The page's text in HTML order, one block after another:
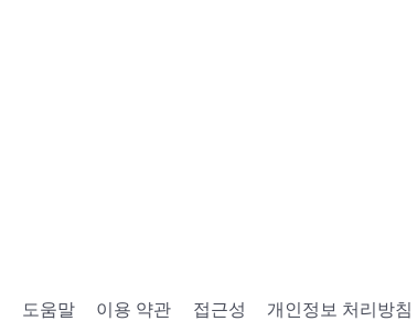
도움말 이용 약관 접근성 개인정보 처리방침